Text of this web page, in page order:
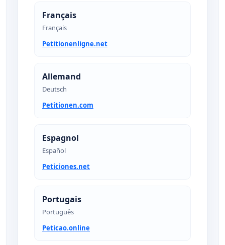
Français
Français
Petitionenligne.net
Allemand
Deutsch
Petitionen.com
Espagnol
Español
Peticiones.net
Portugais
Português
Peticao.online